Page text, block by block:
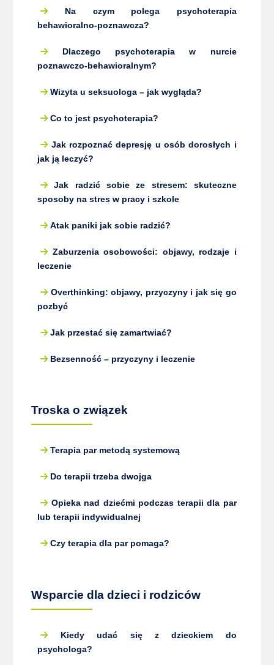
Na czym polega psychoterapia
behawioralno-poznawcza?
Dlaczego psychoterapia w nurcie
poznawczo-behawioralnym?
Wizyta u seksuologa – jak wygląda?
Co to jest psychoterapia?
Jak rozpoznać depresję u osób dorosłych i
jak ją leczyć?
Jak radzić sobie ze stresem: skuteczne
sposoby na stres w pracy i szkole
Atak paniki jak sobie radzić?
Zaburzenia osobowości: objawy, rodzaje i
leczenie
Overthinking: objawy, przyczyny i jak się go
pozbyć
Jak przestać się zamartwiać?
Bezsenność – przyczyny i leczenie
Troska o związek
Terapia par metodą systemową
Do terapii trzeba dwojga
Opieka nad dziećmi podczas terapii dla par
lub terapii indywidualnej
Czy terapia dla par pomaga?
Wsparcie dla dzieci i rodziców
Kiedy udać się z dzieckiem do
psychologa?
Coaching